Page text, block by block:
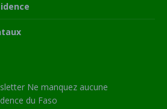
Ne manquez aucune
du Faso